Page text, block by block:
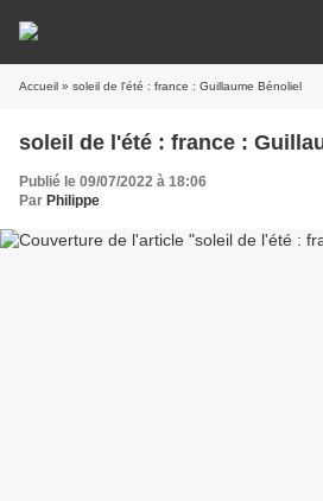
Accueil » soleil de l'été : france : Guillaume Bénoliel
soleil de l'été : france :
Publié le 09/07/2022 à 18:06
Par Philippe